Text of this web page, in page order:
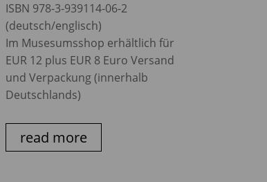
ISBN 978-3-939114-06-2
(deutsch/englisch)
Im Musesumsshop erhältlich für
EUR 12 plus EUR 8 Euro Versand
und Verpackung (innerhalb
Deutschlands)
read more